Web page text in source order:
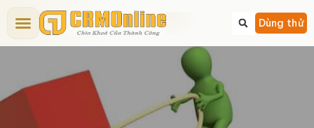
Dùng thử